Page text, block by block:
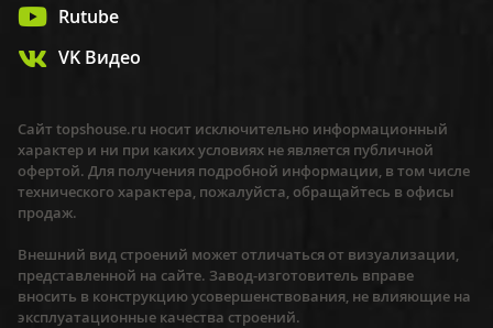
Rutube
VK Видео
Сайт topshouse.ru носит исключительно информационный
характер и ни при каких условиях не является публичной
офертой. Для получения подробной информации, в том числе
технического характера, пожалуйста, обращайтесь в офисы
продаж.
Внешний вид строений может отличаться от визуализации,
представленной на сайте. Завод-изготовитель вправе
вносить в конструкцию усовершенствования, не влияющие на
эксплуатационные качества строений.